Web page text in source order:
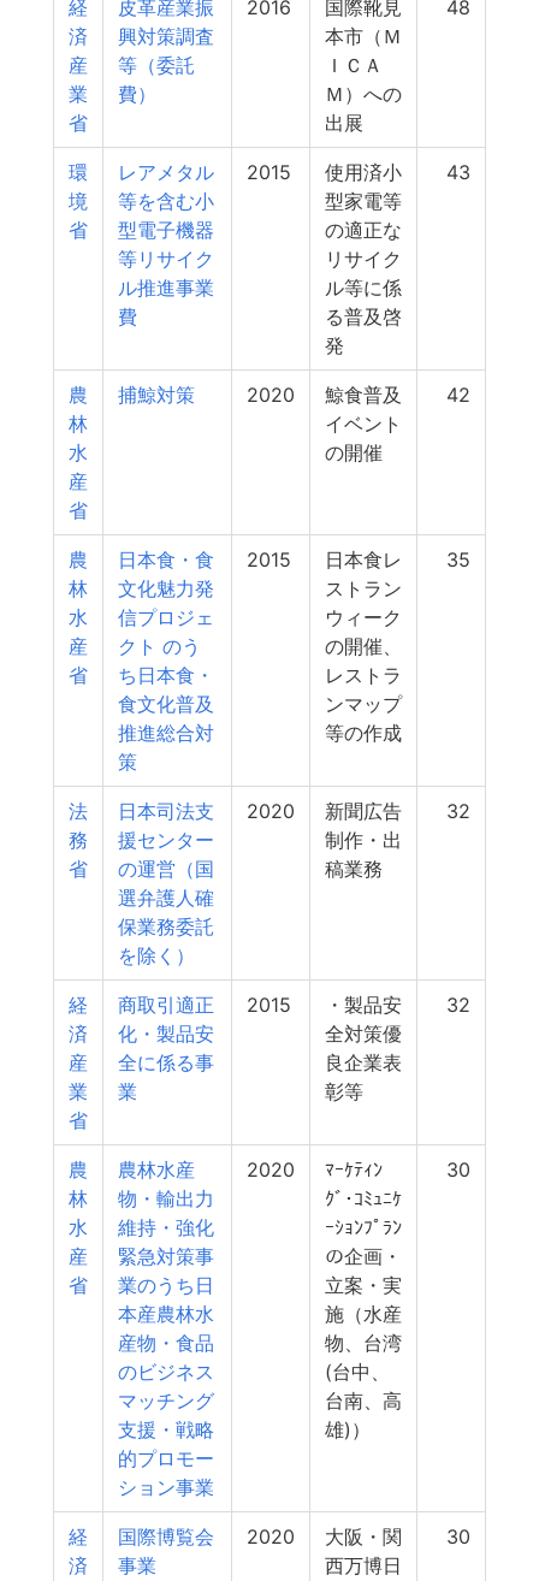
経
済
産
業
省
皮革産業振
興対策調査
等（委託
費）
2016
国際靴見
本市（Ｍ
ＩＣＡ
Ｍ）への
出展
48
環
境
省
レアメタル
等を含む小
型電子機器
等リサイク
ル推進事業
費
2015
使用済小
型家電等
の適正な
リサイク
ル等に係
る普及啓
発
43
農
林
水
産
省
捕鯨対策 2020
鯨食普及
イベント
の開催
42
農
林
水
産
省
日本食・食
文化魅力発
信プロジェ
クト のう
ち日本食・
食文化普及
推進総合対
策
2015
日本食レ
ストラン
ウィーク
の開催、
レストラ
ンマップ
等の作成
35
法
務
省
日本司法支
援センター
の運営（国
選弁護人確
保業務委託
を除く）
2020
新聞広告
制作・出
稿業務
32
経
済
産
業
省
商取引適正
化・製品安
全に係る事
業
2015
・製品安
全対策優
良企業表
彰等
32
農
林
水
産
省
農林水産
物・輸出力
維持・強化
緊急対策事
業のうち日
本産農林水
産物・食品
のビジネス
マッチング
支援・戦略
的プロモー
ション事業
2020
ﾏｰｹﾃｨﾝ
ｸﾞ･ｺﾐｭﾆｹ
ｰｼｮﾝﾌﾟﾗﾝ
の企画・
立案・実
施（水産
物、台湾
(台中、
台南、高
雄)）
30
経
済
国際博覧会
事業
2020
大阪・関
西万博日
30